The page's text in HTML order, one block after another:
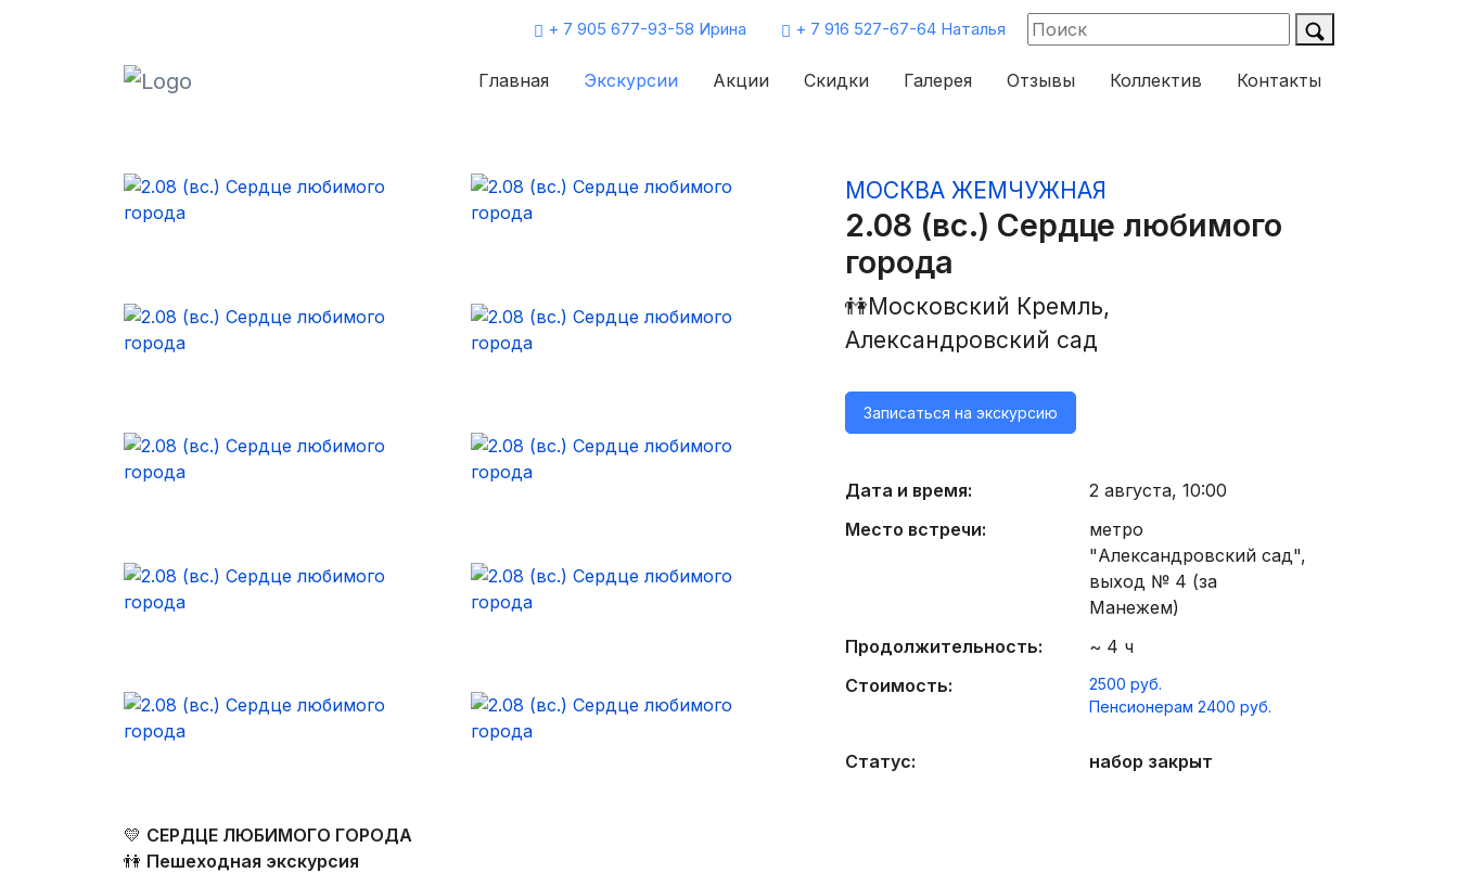
+ 7 905 677-93-58 Ирина + 7 916 527-67-64 Наталья
Главная Экскурсии Акции Скидки Галерея Отзывы Коллектив Контакты
МОСКВА ЖЕМЧУЖНАЯ
2.08 (вс.) Сердце любимого
города
👫Московский Кремль,
Александровский сад
Записаться на экскурсию
Дата и время:
2 августа, 10:00
Место встречи:
метро
"Александровский сад",
выход № 4 (за
Манежем)
Продолжительность:
~ 4 ч
Стоимость:
2500 руб.
Пенсионерам 2400 руб.
Статус: набор закрыт
💛 СЕРДЦЕ ЛЮБИМОГО ГОРОДА
👫 Пешеходная экскурсия